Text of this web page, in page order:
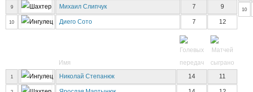
9 Михаил Слипчук 7 9
10 Диего Сото 7 12
10
Имя
1 Николай Степанюк 14 11